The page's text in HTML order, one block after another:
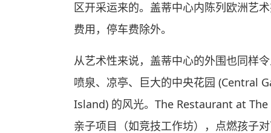
区开采运来的。盖蒂中心内陈列欧洲艺
费用，停车费除外。
从艺术性来说，盖蒂中心的外围也同样
喷泉、凉亭、巨大的中央花园 (Central
Island) 的风光。The Restaurant at
亲子项目（如竞技工作坊），点燃孩子